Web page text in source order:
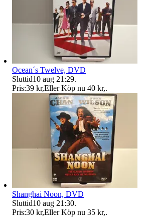
Ocean´s Twelve, DVD
Sluttid10 aug 21:29.
Pris:39 kr,Eller Köp nu 40 kr,.
Shanghai Noon, DVD
Sluttid10 aug 21:30.
Pris:30 kr,Eller Köp nu 35 kr,.